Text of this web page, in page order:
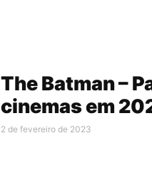
The Batman –
cinemas em
2 de fevereiro de 2023